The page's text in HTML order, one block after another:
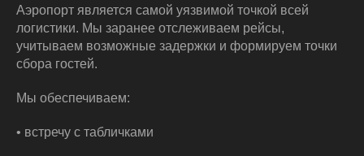
Аэропорт является самой уязвимой точкой всей
логистики. Мы заранее отслеживаем рейсы,
учитываем возможные задержки и формируем точки
сбора гостей.
Мы обеспечиваем:
• встречу с табличками